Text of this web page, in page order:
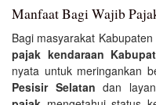
Manfaat Bagi Wajib
Bagi masyarakat
pajak kendaraan
nyata untuk meringankan
Pesisir Selatan dan